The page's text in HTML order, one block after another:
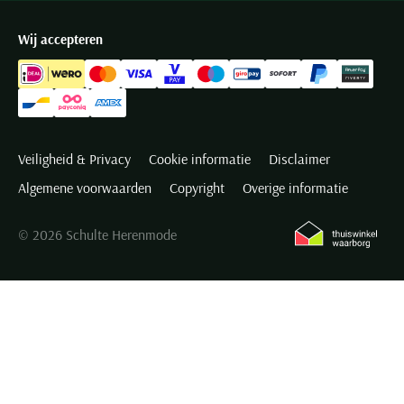
In de webshop vindt uOlymp overhemdenin een drietal
pasvormen:
Slim fit - Body fit (Olymp Level Five body fit);
lichaam zodat de torso van de slanke man er mooi in uit komt. De
Wij accepteren
Veiligheid & Privacy Cookie informatie
Disclaimer
Algemene voorwaarden
Copyright Overige informatie
© 2026 Schulte Herenmode